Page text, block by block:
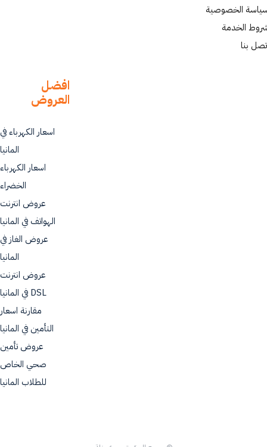
الخصوصية
الخدمة
بنا
افضل
العروض
اسعار الكهرباء في
المانيا
اسعار الكهرباء
الخضراء
عروض انترنت
الهواتف في المانيا
عروض الغاز في
المانيا
عروض انترنت
DSL في المانيا
مقارنة اسعار
التأمين في المانيا
عروض تأمين
صحي الخاص
للطلاب المانيا